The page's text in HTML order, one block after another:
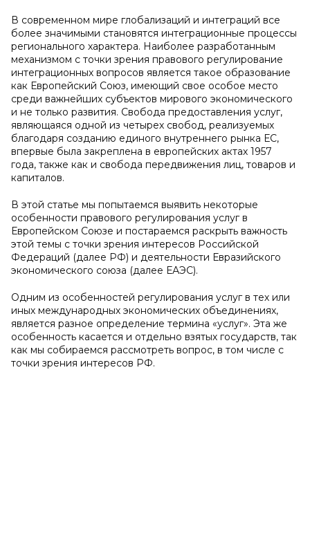
В современном мире глобализаций и интеграций все
более значимыми становятся интеграционные процессы
регионального характера. Наиболее разработанным
механизмом с точки зрения правового регулирование
интеграционных вопросов является такое образование
как Европейский Союз, имеющий свое особое место
среди важнейших субъектов мирового экономического
и не только развития. Свобода предоставления услуг,
являющаяся одной из четырех свобод, реализуемых
благодаря созданию единого внутреннего рынка ЕС,
впервые была закреплена в европейских актах 1957
года, также как и свобода передвижения лиц, товаров и
капиталов.
В этой статье мы попытаемся выявить некоторые
особенности правового регулирования услуг в
Европейском Союзе и постараемся раскрыть важность
этой темы с точки зрения интересов Российской
Федераций (далее РФ) и деятельности Евразийского
экономического союза (далее ЕАЭС).
Одним из особенностей регулирования услуг в тех или
иных международных экономических объединениях,
является разное определение термина «услуг». Эта же
особенность касается и отдельно взятых государств, так
как мы собираемся рассмотреть вопрос, в том числе с
точки зрения интересов РФ.